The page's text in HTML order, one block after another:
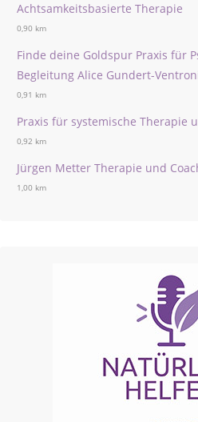
Achtsamkeitsbasierte Therapie
0,90 km
Finde deine Goldspur Praxis für
Begleitung Alice Gundert-
0,91 km
Praxis für systemische Therapie
0,92 km
Jürgen Metter Therapie und
1,00 km